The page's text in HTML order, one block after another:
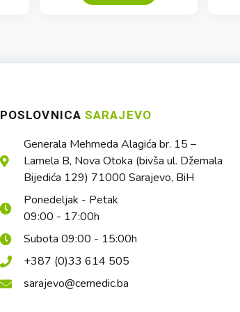
POSLOVNICASARAJEVO
Generala Mehmeda Alagića br. 15 –
Lamela B, Nova Otoka (bivša ul. Džemala
Bijedića 129) 71000 Sarajevo, BiH
Ponedeljak - Petak
09:00 - 17:00h
Subota 09:00 - 15:00h
+387 (0)33 614 505
sarajevo@cemedic.ba